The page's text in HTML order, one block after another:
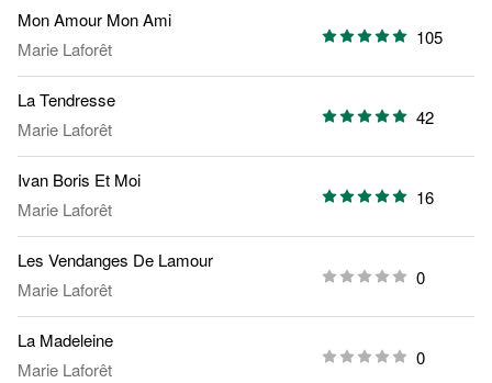
Mon Amour Mon Ami
Marie Laforêt
105
La Tendresse
Marie Laforêt
42
Ivan Boris Et Moi
Marie Laforêt
16
Les Vendanges De Lamour
Marie Laforêt
0
La Madeleine
Marie Laforêt
0